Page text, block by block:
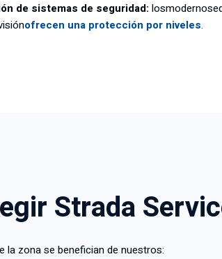
de sistemas de seguridad: losmodernos
ofrecen una protección por niveles.
Strada
la zona se benefician de nuestros: